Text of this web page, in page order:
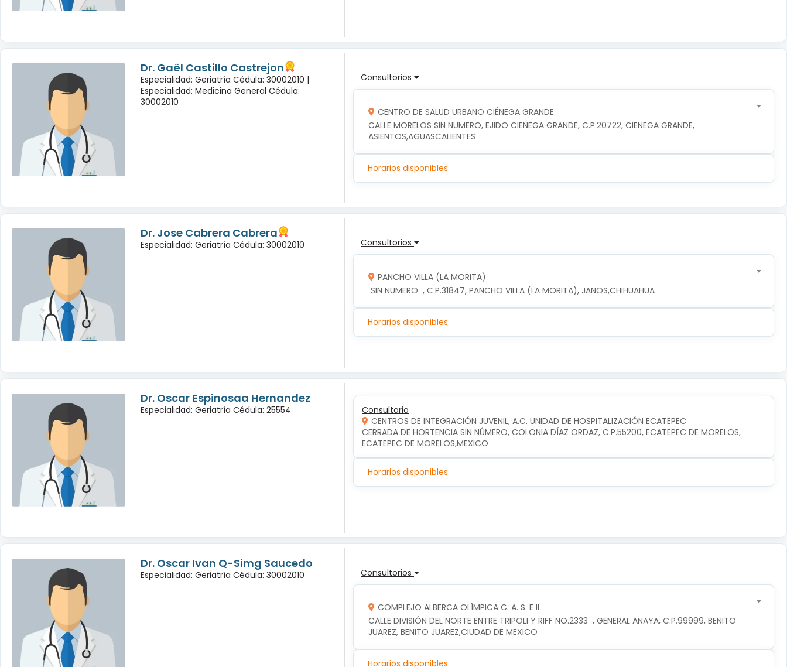
Dr. Gaël Castillo Castrejon
Especialidad: Geriatría Cédula: 30002010 |
Especialidad: Medicina General Cédula:
30002010
Consultorios
CENTRO DE SALUD URBANO CIÉNEGA GRANDE
CALLE MORELOS SIN NUMERO, EJIDO CIENEGA GRANDE, C.P.20722, CIENEGA GRANDE,
ASIENTOS,AGUASCALIENTES
Horarios disponibles
Dr. Jose Cabrera Cabrera
Especialidad: Geriatría Cédula: 30002010 Consultorios
PANCHO VILLA (LA MORITA)
SIN NUMERO  , C.P.31847, PANCHO VILLA (LA MORITA), JANOS,CHIHUAHUA
Horarios disponibles
Dr. Oscar Espinosaa Hernandez
Especialidad: Geriatría Cédula: 25554
Consultorio
CENTROS DE INTEGRACIÓN JUVENIL, A.C. UNIDAD DE HOSPITALIZACIÓN ECATEPEC
CERRADA DE HORTENCIA SIN NÚMERO, COLONIA DÍAZ ORDAZ, C.P.55200, ECATEPEC DE MORELOS,
ECATEPEC DE MORELOS,MEXICO
Horarios disponibles
Dr. Oscar Ivan Q-Simg Saucedo
Especialidad: Geriatría Cédula: 30002010 Consultorios
COMPLEJO ALBERCA OLÍMPICA C. A. S. E II
CALLE DIVISIÓN DEL NORTE ENTRE TRIPOLI Y RIFF NO.2333  , GENERAL ANAYA, C.P.99999, BENITO
JUAREZ, BENITO JUAREZ,CIUDAD DE MEXICO
Horarios disponibles